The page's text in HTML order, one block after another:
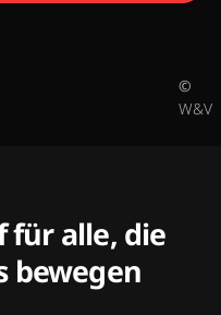
©
W&V
für alle, die
bewegen